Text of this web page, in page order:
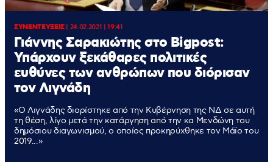
ΣΥΝΕΝΤΕΥΞΕΙΣ| 24.02.2021 | 19:41
Γιάννης Σαρακιώτης στο Bigpost:
Υπάρχουν ξεκάθαρες πολιτικές
ευθύνες των ανθρώπων που διόρισαν
τον Λιγνάδη
«Ο Λιγνάδης διορίστηκε από την Κυβέρνηση της ΝΔ σε αυτή
τη θέση, λίγο μετά την κατάργηση από την κα Μενδώνη του
δημόσιου διαγωνισμού, ο οποίος προκηρύχθηκε τον Μάϊο του
2019...»